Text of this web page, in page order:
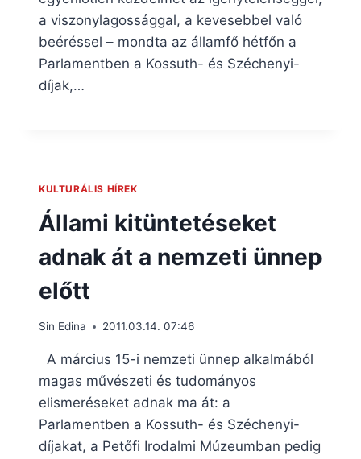
a viszonylagossággal, a kevesebbel való
beéréssel – mondta az államfő hétfőn a
Parlamentben a Kossuth- és Széchenyi-
díjak,…
KULTURÁLIS HÍREK
Állami kitüntetéseket
adnak át a nemzeti ünnep
előtt
Sin Edina 2011.03.14. 07:46
A március 15-i nemzeti ünnep alkalmából
magas művészeti és tudományos
elismeréseket adnak ma át: a
Parlamentben a Kossuth- és Széchenyi-
díjakat, a Petőfi Irodalmi Múzeumban pedig